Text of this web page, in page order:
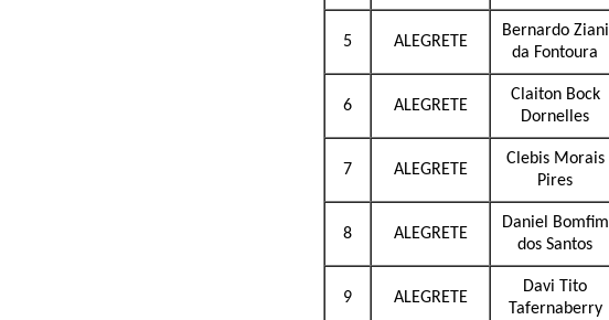
5 ALEGRETE
Bernardo Ziani
da Fontoura
6 ALEGRETE
Claiton Bock
Dornelles
7 ALEGRETE
Clebis Morais
Pires
8 ALEGRETE
Daniel Bomfim
dos Santos
9 ALEGRETE
Davi Tito
Tafernaberry